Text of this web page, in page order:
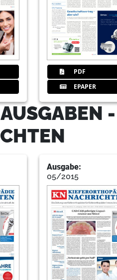
PDF
EPAPER
Ausgabe:
05/2015